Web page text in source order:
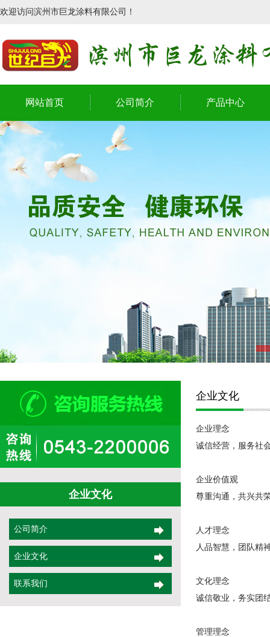
欢迎访问滨州市巨龙涂料有限公司！
网站首页 公司简介 产品中心
企业文化
公司简介
企业文化
联系我们
企业文化
企业理念
诚信经营，服务社
企业价值观
尊重沟通，共兴共
人才理念
人品智慧，团队精
文化理念
诚信敬业，务实团
管理理念